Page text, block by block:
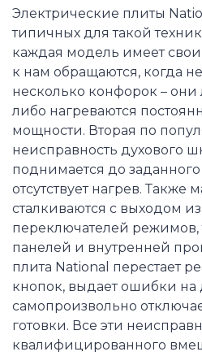
Электрические плиты
типичных для такой
каждая модель имеет
к нам обращаются, когда
несколько конфорок – они
либо нагреваются
мощности. Вторая по
неисправность духового
поднимается до
отсутствует нагрев. Также
сталкиваются с выходом из
переключателей режимов,
панелей и внутренней
плита National перестает
кнопок, выдает ошибки на
самопроизвольно
готовки. Все эти
квалифицированного